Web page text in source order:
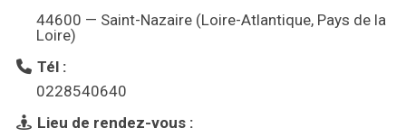
44600 — Saint-Nazaire (Loire-Atlantique, Pays de la
Loire)
Tél :
0228540640
Lieu de rendez-vous :